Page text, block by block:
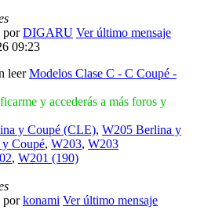
porDIGARU Ver último mensaje
09:23
Modelos Clase C - C Coupé -
y accederás a más foros y
y Coupé (CLE), W205 Berlina y
Coupé, W203, W203
, W201 (190)
porkonami Ver último mensaje